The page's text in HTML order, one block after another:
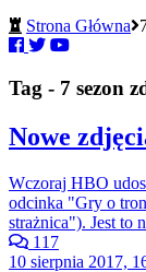
Strona Główna
Tag - 7 sezon
Nowe
Wczoraj HBO
odcinka "Gry o
strażnica"). Jest to
117
10 sierpnia 2017,